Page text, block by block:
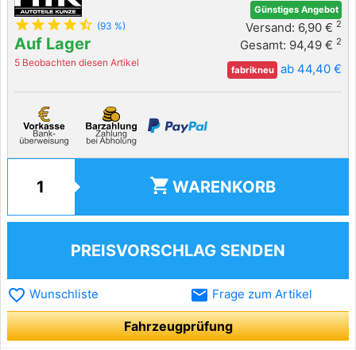
star star star star star_half (93 %)
Auf Lager
5 Beobachten diesen Artikel
Günstiges Angebot
Versand: 6,90 € 2
Gesamt: 94,49 € 2
fabrikneu ab 44,40 €
shopping_cart WARENKORB
PREISVORSCHLAG SENDEN
favorite_border Wunschliste email Frage zum Artikel
Fahrzeugprüfung